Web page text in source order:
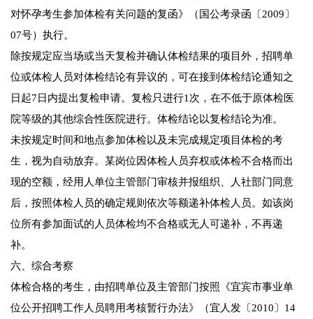
对怀孕考生参加体检有关问题的复函》（国公考录函〔2009〕
07号）执行。
除按规定应当场或当天复检并确认体检结果的项目外，招聘单
位或体检人员对体检结论有异议的，可在接到体检结论通知之
日起7日内提出复检申请。复检只进行1次，在不低于原体检医
院等级的其他综合性医院进行。体检结论以复检结论为准。
未按规定时间和地点参加体检以及未完成规定项目体检的考
生，视为自动放弃。某岗位因体检人员弃权或体检不合格而出
现的空额，经用人单位主管部门审核并报组织、人社部门同意
后，按照体检人员的确定规则依次等额递补体检人员。如该岗
位所有参加面试的人员体检均不合格或无人可递补，不再递
补。
六、综合考察
体检合格的考生，由招聘单位及主管部门按照《宜宾市事业单
位公开招聘工作人员聘用考核暂行办法》（宜人发〔2010〕14